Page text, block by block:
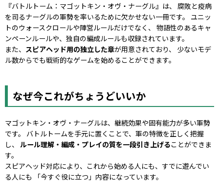
『バトルトーム：マゴットキン・オヴ・ナーグル』は、 腐敗と疫病
を司るナーグルの軍勢を率いるために欠かせない一冊です。 ユニッ
トのウォースクロールや陣営ルールだけでなく、 物語性のあるキャ
ンペーンルールや、独自の編成ルールも収録されています。
また、 スピアヘッド用の独立した章が用意されており、 少ないモデ
ル数からでも戦術的なゲームを始めることができます。
なぜ今これがちょうどいいか
マゴットキン・オヴ・ナーグルは、継続効果や固有能力が多い軍勢
です。 バトルトームを手元に置くことで、軍の特徴を正しく把握
し、 ルール理解・編成・プレイの質を一段引き上げることができま
す。
スピアヘッド対応により、これから始める人にも、すでに遊んでい
る人にも 「今すぐ役に立つ」内容になっています。